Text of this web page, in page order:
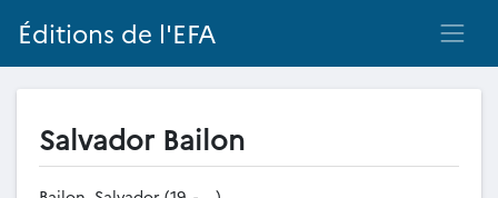
Éditions de l'EFA
Salvador Bailon